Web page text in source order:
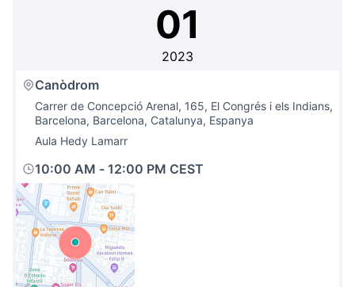
01
2023
Canòdrom
Carrer de Concepció Arenal, 165, El Congrés i els Indians,
Barcelona, Barcelona, Catalunya, Espanya
Aula Hedy Lamarr
10:00 AM - 12:00 PM CEST